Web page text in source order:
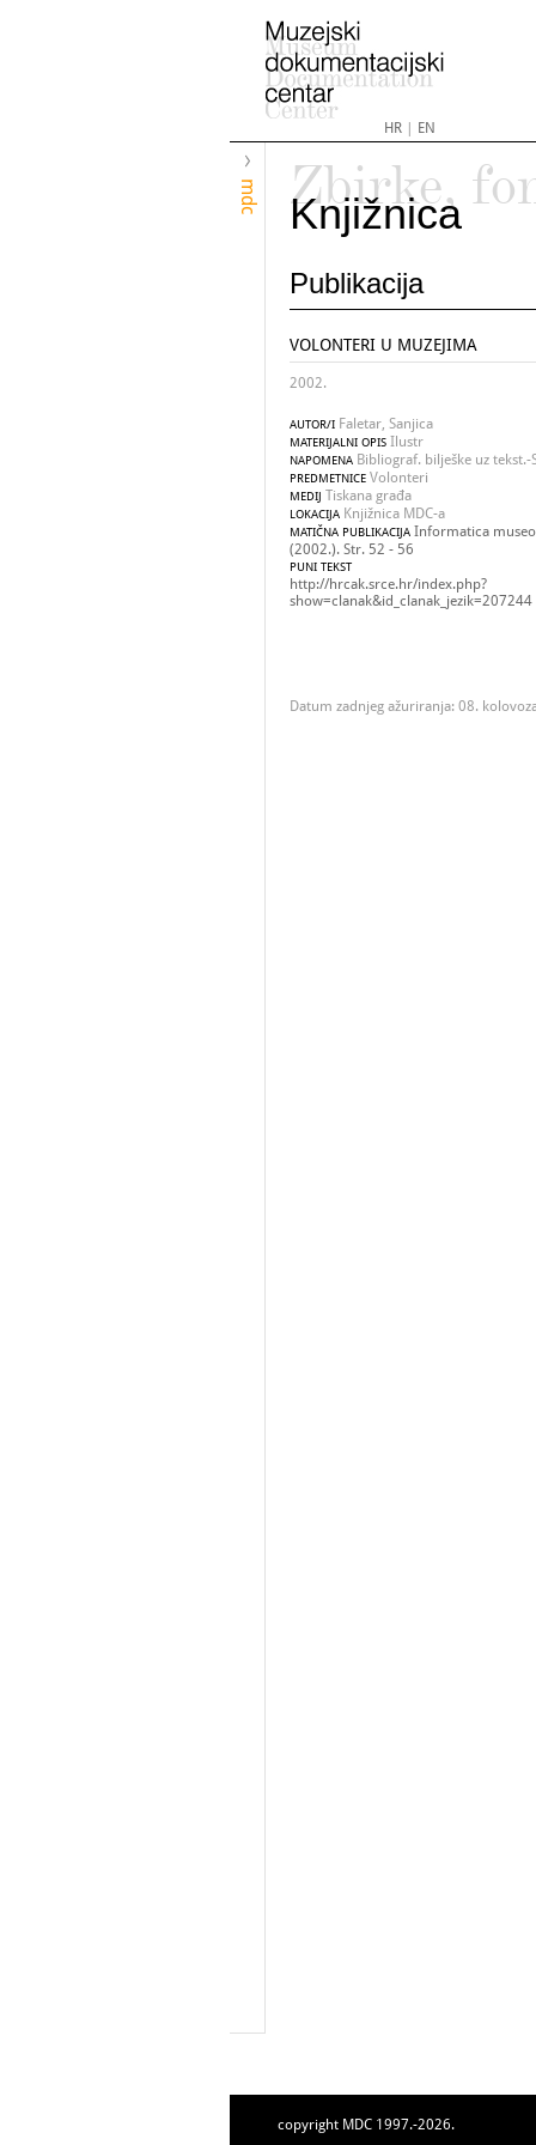
HR| EN
mdc
Zbirke,
Knjižnica
Publikacija
VOLONTERI U MUZEJIMA
2002.
AUTOR/I Faletar, Sanjica
MATERIJALNI OPIS Ilustr
NAPOMENA Bibliograf. bilješke uz
PREDMETNICE Volonteri
MEDIJ Tiskana građa
LOKACIJA Knjižnica MDC-a
MATIČNA PUBLIKACIJA Informatica
(2002.). Str. 52 - 56
PUNI TEKST
http://hrcak.srce.hr/index.php?
show=clanak&id_clanak_jezik=207244
Datum zadnjeg ažuriranja: 08.
copyright MDC 1997.-2026.